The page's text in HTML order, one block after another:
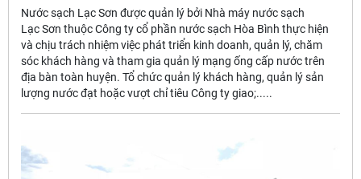
Nước sạch Lạc Sơn được quản lý bởi Nhà máy nước sạch
Lạc Sơn thuộc Công ty cổ phần nước sạch Hòa Bình thực hiện
và chịu trách nhiệm việc phát triển kinh doanh, quản lý, chăm
sóc khách hàng và tham gia quản lý mạng ống cấp nước trên
địa bàn toàn huyện. Tổ chức quản lý khách hàng, quản lý sản
lượng nước đạt hoặc vượt chỉ tiêu Công ty giao;.....